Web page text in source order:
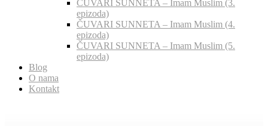
ČUVARI SUNNETA – Imam Muslim (3.
epizoda)
ČUVARI SUNNETA – Imam Muslim (4.
epizoda)
ČUVARI SUNNETA – Imam Muslim (5.
epizoda)
Blog
O nama
Kontakt